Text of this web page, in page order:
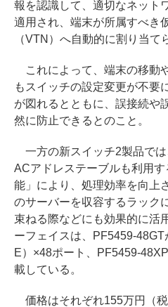
報を認識して、適切なネット
適用され、端末が所属すべき
（VTN）へ自動的に割り当て
これによって、端末の移動
もスイッチの設定変更が不要
が図れるとともに、誤接続や
然に防止できるとのこと。
一方の新スイッチ2製品で
ACアドレステーブルも利用
能」により、処理効率を向上
のサーバーを収容するラック
束ねる際などにも効果的に活
ーフェイスは、PF5459-
E）×48ポート、PF5459-
載している。
価格はそれぞれ155万円（